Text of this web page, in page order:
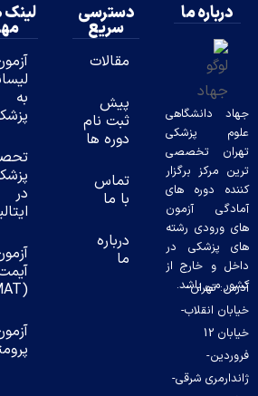
ما
برگزار
های
آزمون
رشته
در
از
باشد.
شرقی-
دسترسی
ثبت نام
دوره ها
تماس
با ما
درباره
ما
لینک های
پرومتریک